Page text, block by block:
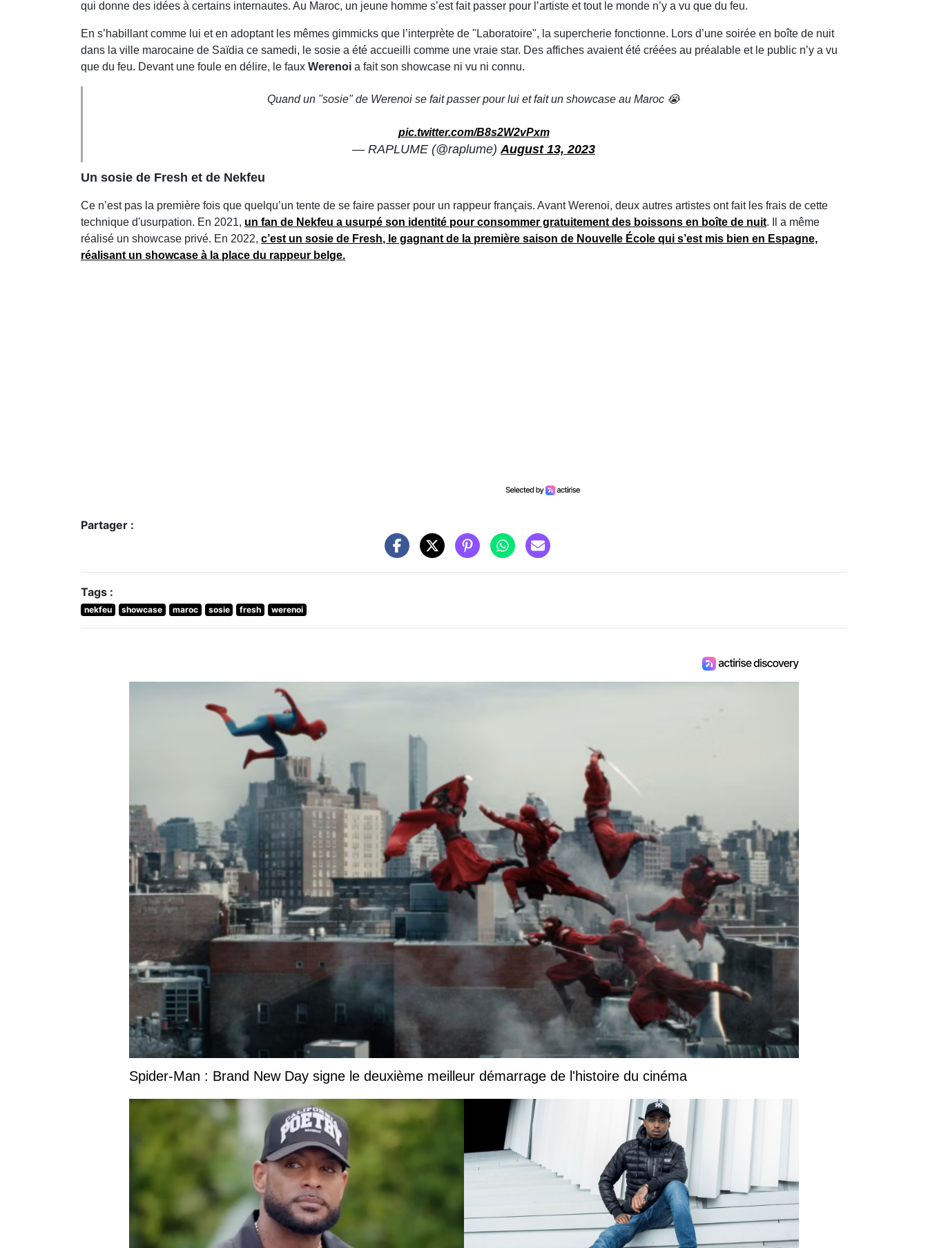
qui donne des idées à certains internautes. Au Maroc, un jeune homme s’est fait passer pour l’artiste et tout le monde n’y a vu que du feu.
En s’habillant comme lui et en adoptant les mêmes gimmicks que l’interprète de "Laboratoire", la supercherie fonctionne. Lors d’une soirée en boîte de nuit
dans la ville marocaine de Saïdia ce samedi, le sosie a été accueilli comme une vraie star. Des affiches avaient été créées au préalable et le public n’y a vu
que du feu. Devant une foule en délire, le faux Werenoi a fait son showcase ni vu ni connu.
Quand un "sosie" de Werenoi se fait passer pour lui et fait un showcase au Maroc 😭
pic.twitter.com/B8s2W2vPxm
— RAPLUME (@raplume)August 13, 2023
Un sosie de Fresh et de Nekfeu
Ce n’est pas la première fois que quelqu’un tente de se faire passer pour un rappeur français. Avant Werenoi, deux autres artistes ont fait les frais de cette
technique d'usurpation. En 2021, un fan de Nekfeu a usurpé son identité pour consommer gratuitement des boissons en boîte de nuit. Il a même
réalisé un showcase privé. En 2022, c’est un sosie de Fresh, le gagnant de la première saison de Nouvelle École qui s’est mis bien en Espagne,
réalisant un showcase à la place du rappeur belge.
Partager :
Tags :
nekfeu showcase maroc sosie fresh werenoi
Spider-Man : Brand New Day signe le deuxième meilleur démarrage de l'histoire du cinéma